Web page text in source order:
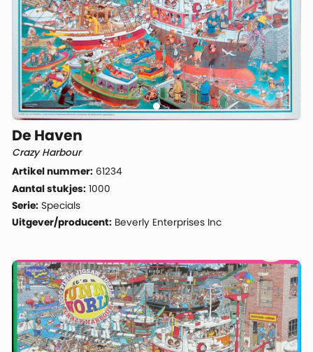
De Haven
Crazy Harbour
Artikel nummer: 61234
Aantal stukjes: 1000
Serie: Specials
Uitgever/producent: Beverly Enterprises Inc